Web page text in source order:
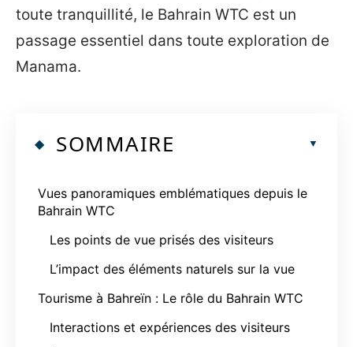
toute tranquillité, le Bahrain WTC est un
passage essentiel dans toute exploration de
Manama.
SOMMAIRE
Vues panoramiques emblématiques depuis le
Bahrain WTC
Les points de vue prisés des visiteurs
L’impact des éléments naturels sur la vue
Tourisme à Bahreïn : Le rôle du Bahrain WTC
Interactions et expériences des visiteurs